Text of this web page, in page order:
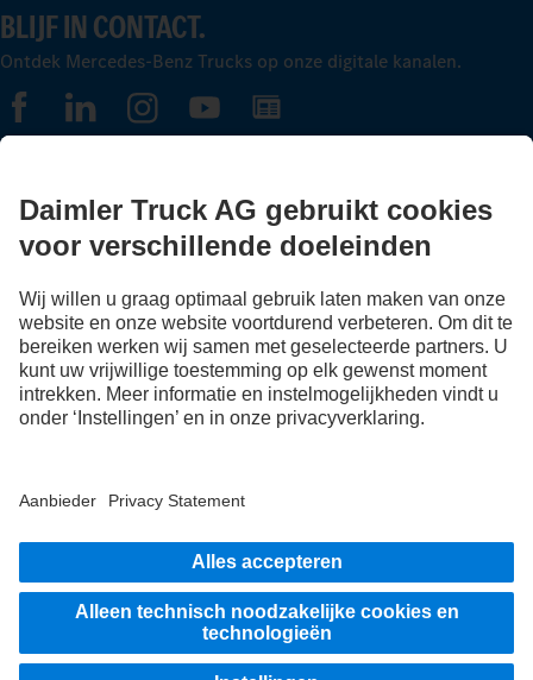
BLIJF IN CONTACT.
Ontdek Mercedes-Benz Trucks op onze digitale kanalen.
FOLLOW THE ROADSTARS.
Deel nu uw ervaringen met andere truckers.